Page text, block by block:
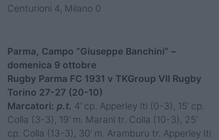
Centurioni 4, Milano 0
Parma, Campo “Giuseppe Banchini” –
domenica 9 ottobre
Rugby Parma FC 1931 v TKGroup VII Rugby
Torino 27-27 (20-10)
Marcatori: p.t. 4’ cp. Apperley Iti (0-3), 15’ cp.
Colla (3-3), 19’ m. Marani tr. Colla (10-3), 25’
cp. Colla (13-3), 30’ m. Aramburu tr. Apperley Iti